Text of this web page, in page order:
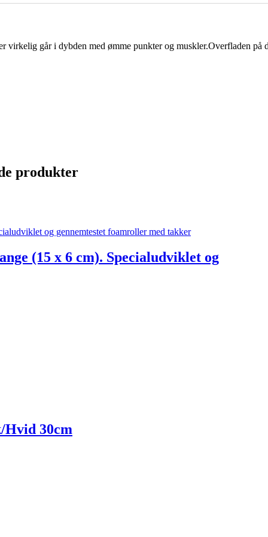
virkelig går i dybden med ømme punkter og muskler.Overfladen
produkter
(15 x 6 cm). Specialudviklet og
30cm